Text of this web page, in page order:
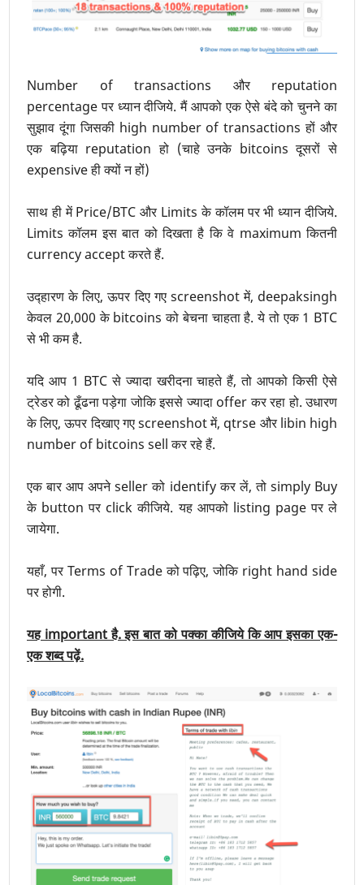
Number of transactions और reputation
percentage पर ध्यान दीजिये. मैं आपको एक ऐसे बंदे को चुनने का
सुझाव दूंगा जिसकी high number of transactions हों और
एक बढ़िया reputation हो (चाहे उनके bitcoins दूसरों से
expensive ही क्यों न हों)
साथ ही में Price/BTC और Limits के कॉलम पर भी ध्यान दीजिये.
Limits कॉलम इस बात को दिखता है कि वे maximum कितनी
currency accept करते हैं.
उद्हारण के लिए, ऊपर दिए गए screenshot में, deepaksingh
केवल 20,000 के bitcoins को बेचना चाहता है. ये तो एक 1 BTC
से भी कम है.
यदि आप 1 BTC से ज्यादा खरीदना चाहते हैं, तो आपको किसी ऐसे
ट्रेडर को ढूँढना पड़ेगा जोकि इससे ज्यादा offer कर रहा हो. उधारण
के लिए, ऊपर दिखाए गए screenshot में, qtrse और libin high
number of bitcoins sell कर रहे हैं.
एक बार आप अपने seller को identify कर लें, तो simply Buy
के button पर click कीजिये. यह आपको listing page पर ले
जायेगा.
यहाँ, पर Terms of Trade को पढ़िए, जोकि right hand side
पर होगी.
यह important है. इस बात को पक्का कीजिये कि आप इसका एक-
एक शब्द पढ़ें.